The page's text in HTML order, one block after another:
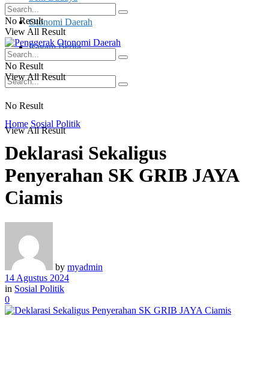
Otonomi Daerah
Ragam Berita
No Result
View All Result
No Result
View All Result
No Result
View All Result
Home Sosial Politik
Deklarasi Sekaligus
Penyerahan SK GRIB JAYA
Ciamis
by myadmin
14 Agustus 2024
in Sosial Politik
0